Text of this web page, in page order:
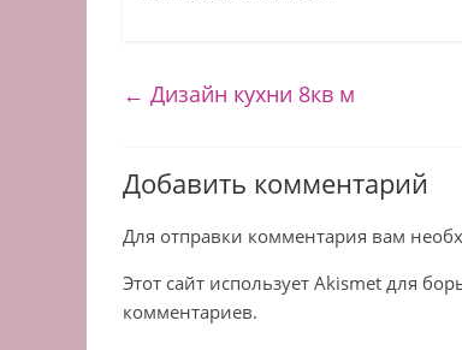
← Дизайн кухни 8кв м
Добавить комментарий
Для отправки комментария вам
Этот сайт использует Akismet для
комментариев.